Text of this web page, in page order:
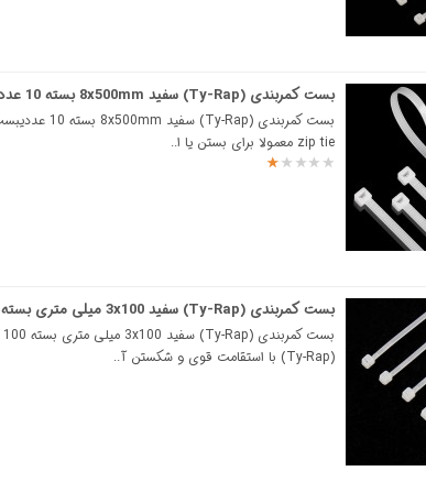
بست کمربندی (Ty-Rap) سفید 8x500mm بسته 10 عددی
zip tie معمولا برای بستن یا ا..
بست کمربندی (Ty-Rap) سفید 3x100 میلی متری بسته 100 عددی
(Ty-Rap) با استقامت قوی و شکستن آ..